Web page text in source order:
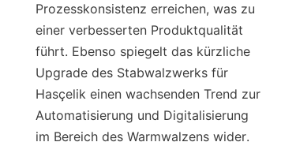
Prozesskonsistenz erreichen, was zu
einer verbesserten Produktqualität
führt. Ebenso spiegelt das kürzliche
Upgrade des Stabwalzwerks für
Hasçelik einen wachsenden Trend zur
Automatisierung und Digitalisierung
im Bereich des Warmwalzens wider.